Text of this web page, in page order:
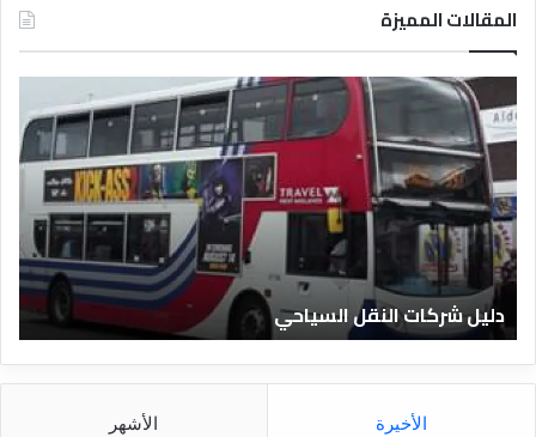
المقالات المميزة
ل
ي
ش
ر
ك
ا
ت
ل
ن
ق
دليل شركات النقل السياحي
ا
الأخيرة الأشهر